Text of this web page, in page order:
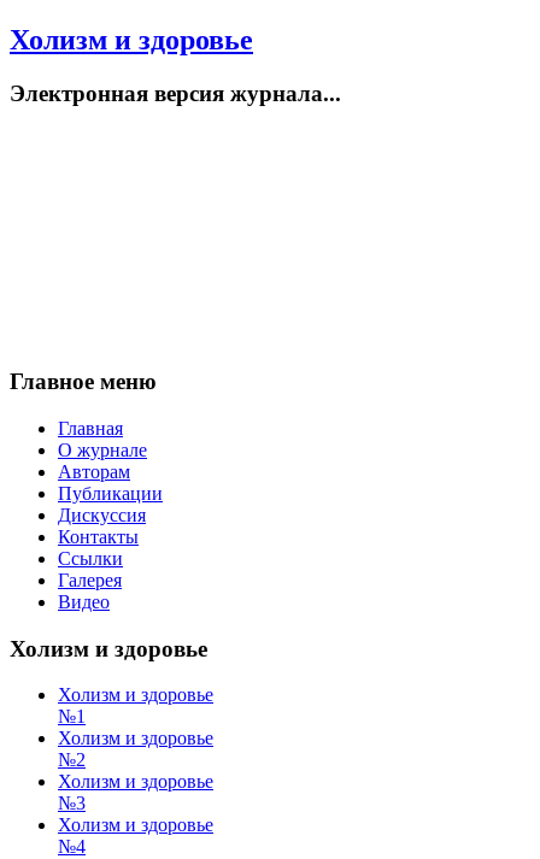
Холизм и здоровье
Электронная версия журнала...
Главное меню
Главная
О журнале
Авторам
Публикации
Дискуссия
Контакты
Ссылки
Галерея
Видео
Холизм и здоровье
Холизм и здоровье
№1
Холизм и здоровье
№2
Холизм и здоровье
№3
Холизм и здоровье
№4